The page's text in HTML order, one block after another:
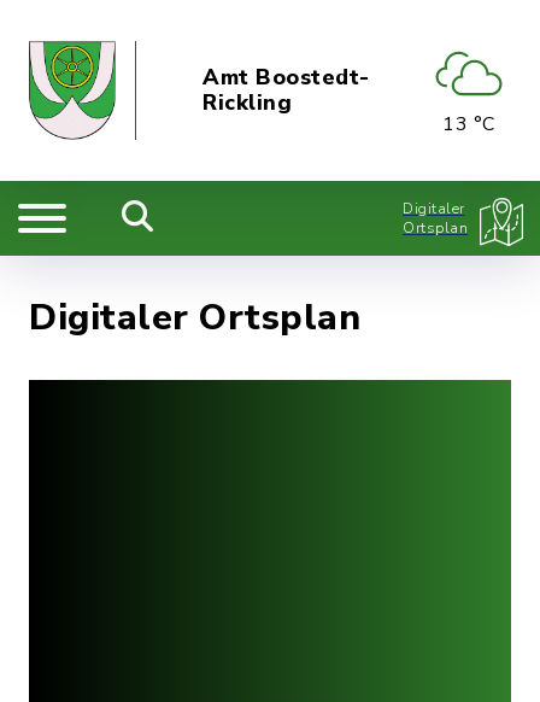
Amt Boostedt-
Rickling
13 °C
Digitaler
Ortsplan
Digitaler Ortsplan